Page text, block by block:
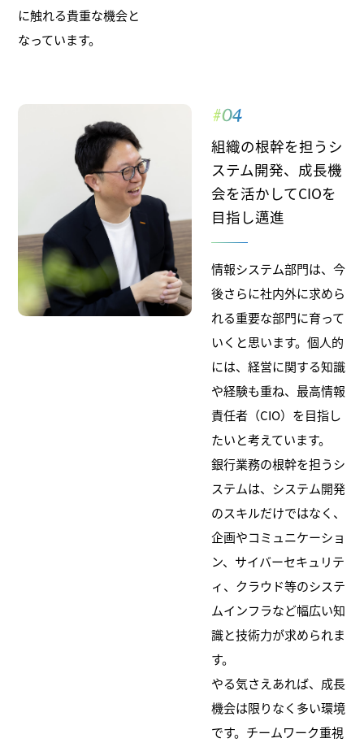
に触れる貴重な機会と
なっています。
#04
組織の根幹を担うシ
ステム開発、成長機
会を活かしてCIOを
目指し邁進
情報システム部門は、今
後さらに社内外に求めら
れる重要な部門に育って
いくと思います。個人的
には、経営に関する知識
や経験も重ね、最高情報
責任者（CIO）を目指し
たいと考えています。
銀行業務の根幹を担うシ
ステムは、システム開発
のスキルだけではなく、
企画やコミュニケーショ
ン、サイバーセキュリテ
ィ、クラウド等のシステ
ムインフラなど幅広い知
識と技術力が求められま
す。
やる気さえあれば、成長
機会は限りなく多い環境
です。チームワーク重視